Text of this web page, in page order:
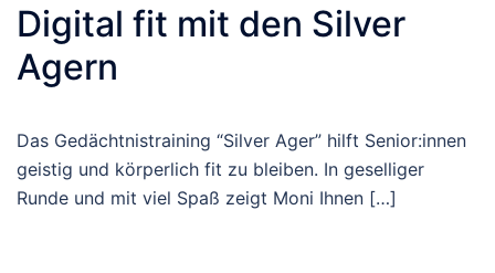
Digital fit mit den Silver
Agern
Das Gedächtnistraining “Silver Ager” hilft Senior:innen
geistig und körperlich fit zu bleiben. In geselliger
Runde und mit viel Spaß zeigt Moni Ihnen […]